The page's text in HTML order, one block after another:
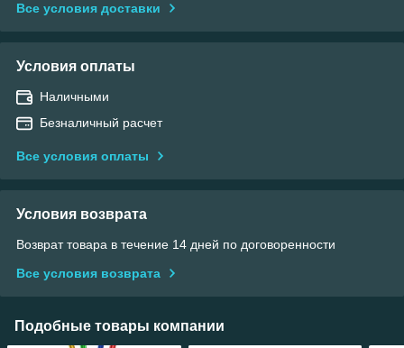
Все условия доставки
Условия оплаты
Наличными
Безналичный расчет
Все условия оплаты
Условия возврата
Возврат товара в течение 14 дней по договоренности
Все условия возврата
Подобные товары компании